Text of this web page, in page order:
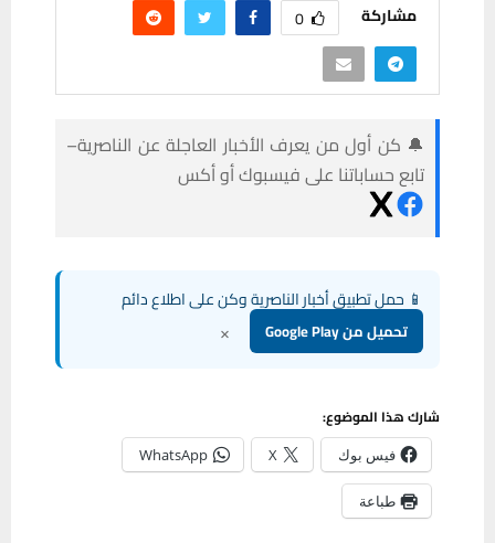
مشاركة 0
🔔 كن أول من يعرف الأخبار العاجلة عن الناصرية–
تابع حساباتنا على فيسبوك أو أكس
📱 حمل تطبيق أخبار الناصرية وكن على اطلاع دائم
تحميل من Google Play ×
شارك هذا الموضوع:
فيس بوك X
WhatsApp
طباعة